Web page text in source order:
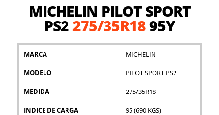
MICHELIN PILOT SPORT
PS2275/35R1895Y
MARCA MICHELIN
MODELO PILOT SPORT PS2
MEDIDA 275/35R18
INDICE DE CARGA 95 (690 KGS)
galería
imágenes